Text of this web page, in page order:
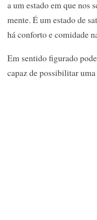
a um estado em que nos
mente. É um estado de
há conforto e comidade
Em sentido figurado
capaz de possibilitar